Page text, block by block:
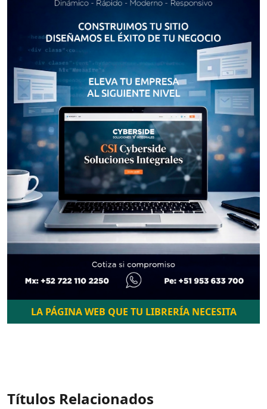
LA PÁGINA WEB QUE TU LIBRERÍA NECESITA
Títulos Relacionados